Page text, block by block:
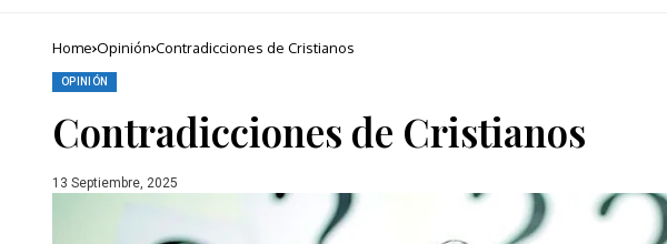
Home Opinión Contradicciones de Cristianos
OPINIÓN
Contradicciones de Cristianos
13 Septiembre, 2025